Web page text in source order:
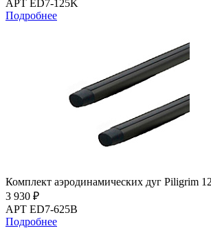
АРТ ED7-125K
Подробнее
Комплект аэродинамических дуг Piligrim
3 930 ₽
АРТ ED7-625B
Подробнее